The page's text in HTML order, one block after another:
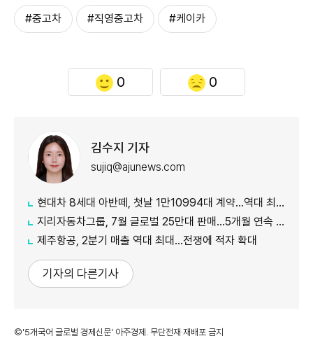
#중고차 #직영중고차 #케이카
0 0
김수지 기자
sujiq@ajunews.com
현대차 8세대 아반떼, 첫날 1만10994대 계약…역대 최대
지리자동차그룹, 7월 글로벌 25만대 판매…5개월 연속 증가
제주항공, 2분기 매출 역대 최대…전쟁에 적자 확대
기자의 다른기사
©'5개국어 글로벌 경제신문' 아주경제. 무단전재·재배포 금지